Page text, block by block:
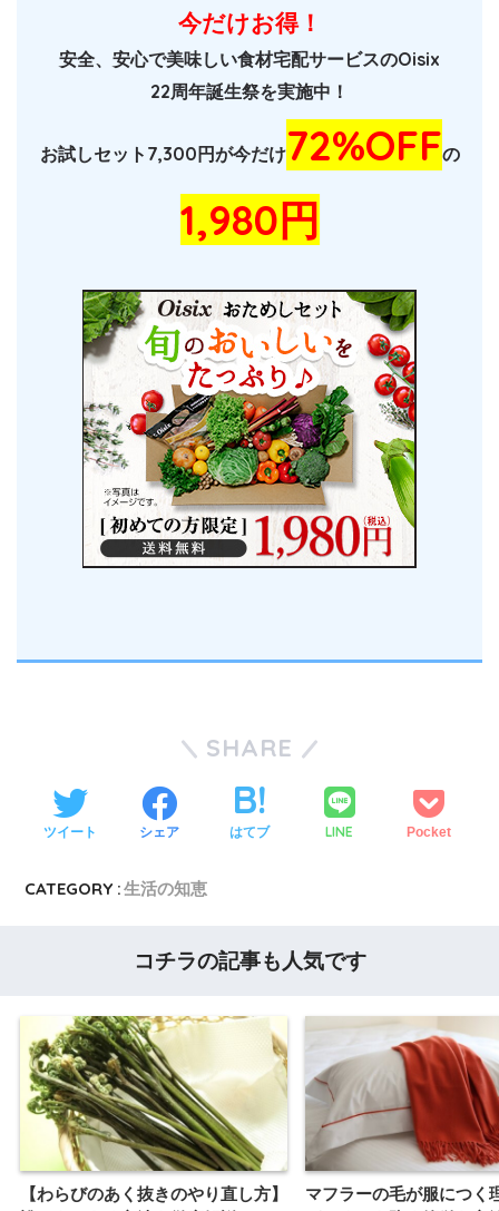
今だけお得！
安全、安心で美味しい食材宅配サービスのOisix
22周年誕生祭を実施中！
お試しセット7,300円が今だけ72%OFFの
1,980円
SHARE
ツイート シェア はてブ LINE Pocket
CATEGORY :生活の知恵
コチラの記事も人気です
【わらびのあく抜きのやり直し方】
マフラーの毛が服につく